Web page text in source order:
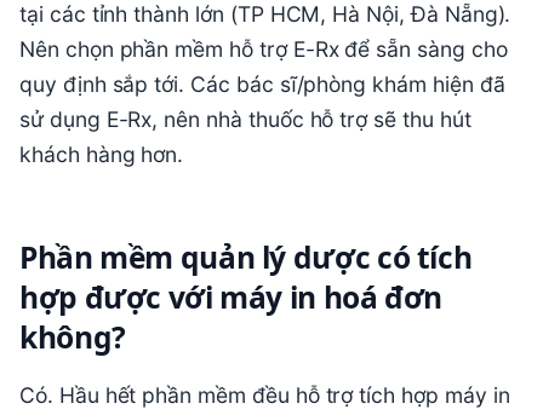
tại các tỉnh thành lớn (TP HCM, Hà Nội, Đà Nẵng).
Nên chọn phần mềm hỗ trợ E-Rx để sẵn sàng cho
quy định sắp tới. Các bác sĩ/phòng khám hiện đã
sử dụng E-Rx, nên nhà thuốc hỗ trợ sẽ thu hút
khách hàng hơn.
Phần mềm quản lý dược có tích
hợp được với máy in hoá đơn
không?
Có. Hầu hết phần mềm đều hỗ trợ tích hợp máy in